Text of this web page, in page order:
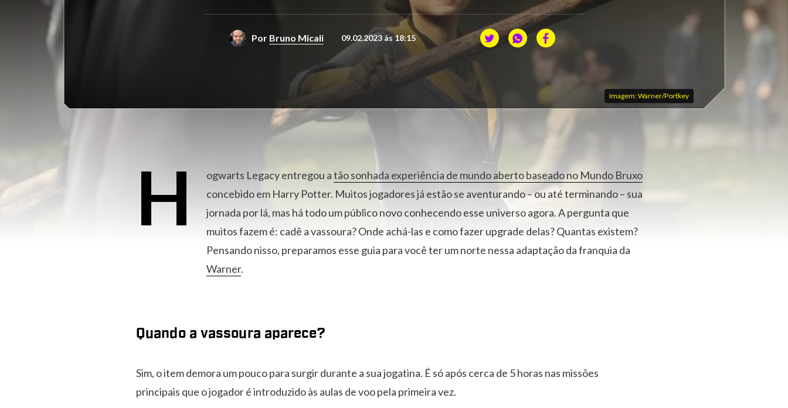
Por Bruno Micali 09.02.2023 às 18:15
Imagem: Warner/Portkey
H ogwarts Legacy entregou atão sonhada experiência de mundo aberto baseado no Mundo Bruxo
concebido em Harry Potter. Muitos jogadores já estão se aventurando – ou até terminando – sua
jornada por lá, mas há todo um público novo conhecendo esse universo agora. A pergunta que
muitos fazem é: cadê a vassoura? Onde achá-las e como fazer upgrade delas? Quantas existem?
Pensando nisso, preparamos esse guia para você ter um norte nessa adaptação da franquia da
Warner.
Quando a vassoura aparece?
Sim, o item demora um pouco para surgir durante a sua jogatina. É só após cerca de 5 horas nas missões
principais que o jogador é introduzido às aulas de voo pela primeira vez.